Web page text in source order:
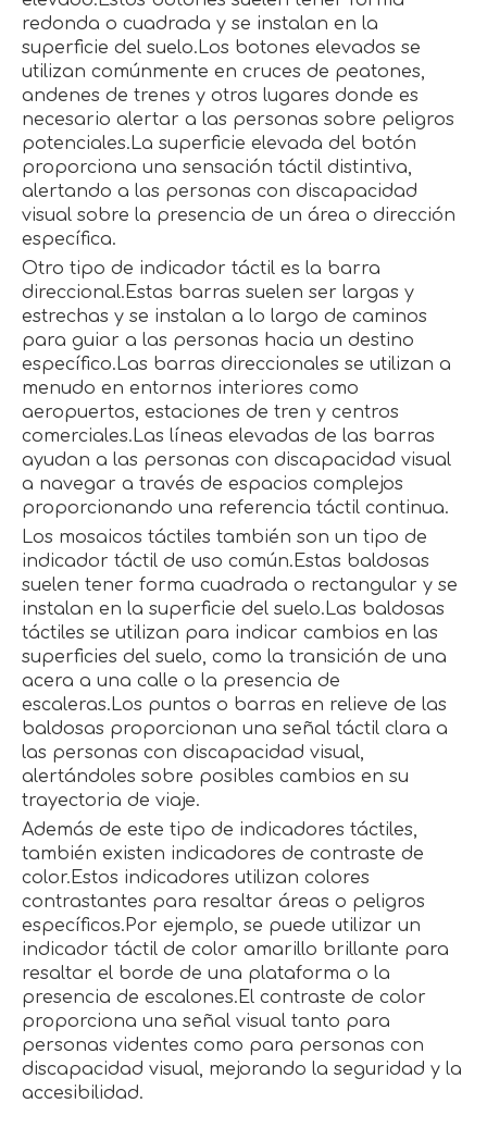
redonda o cuadrada y se instalan en la
superficie del suelo.Los botones elevados se
utilizan comúnmente en cruces de peatones,
andenes de trenes y otros lugares donde es
necesario alertar a las personas sobre peligros
potenciales.La superficie elevada del botón
proporciona una sensación táctil distintiva,
alertando a las personas con discapacidad
visual sobre la presencia de un área o dirección
específica.
Otro tipo de indicador táctil es la barra
direccional.Estas barras suelen ser largas y
estrechas y se instalan a lo largo de caminos
para guiar a las personas hacia un destino
específico.Las barras direccionales se utilizan a
menudo en entornos interiores como
aeropuertos, estaciones de tren y centros
comerciales.Las líneas elevadas de las barras
ayudan a las personas con discapacidad visual
a navegar a través de espacios complejos
proporcionando una referencia táctil continua.
Los mosaicos táctiles también son un tipo de
indicador táctil de uso común.Estas baldosas
suelen tener forma cuadrada o rectangular y se
instalan en la superficie del suelo.Las baldosas
táctiles se utilizan para indicar cambios en las
superficies del suelo, como la transición de una
acera a una calle o la presencia de
escaleras.Los puntos o barras en relieve de las
baldosas proporcionan una señal táctil clara a
las personas con discapacidad visual,
alertándoles sobre posibles cambios en su
trayectoria de viaje.
Además de este tipo de indicadores táctiles,
también existen indicadores de contraste de
color.Estos indicadores utilizan colores
contrastantes para resaltar áreas o peligros
específicos.Por ejemplo, se puede utilizar un
indicador táctil de color amarillo brillante para
resaltar el borde de una plataforma o la
presencia de escalones.El contraste de color
proporciona una señal visual tanto para
personas videntes como para personas con
discapacidad visual, mejorando la seguridad y la
accesibilidad.